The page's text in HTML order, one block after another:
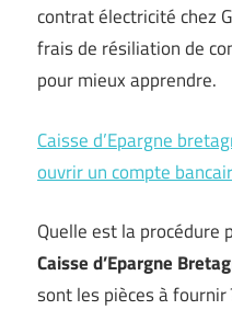
contrat électricité chez
frais de résiliation de
pour mieux apprendre.
Caisse d’Epargne
ouvrir un compte
Quelle est la procédure
Caisse d’Epargne
sont les pièces à